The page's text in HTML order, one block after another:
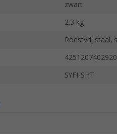
zwart
2,3 kg
Roestvrij staal,
4251207402920
SYFI-SHT